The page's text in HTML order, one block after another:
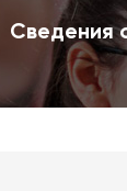
Сведения